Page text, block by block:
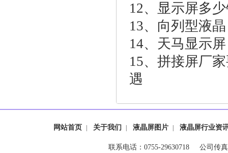
12、 显示屏多
13、 向列型液晶
14、 天马显示
15、 拼接屏厂
遇
网站首页 关于我们 液晶屏图片 液晶屏行业资
联系电话：0755-29630718 公司传